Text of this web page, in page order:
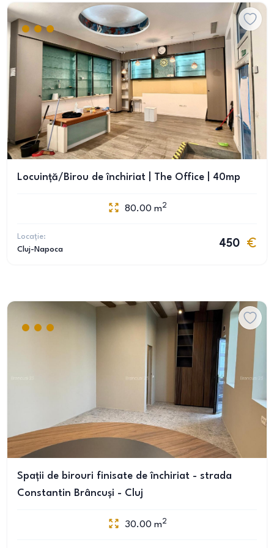
Locuință/Birou de închiriat | The Office | 40mp
80.00 m2
Locație:
Cluj-Napoca
450
Spații de birouri finisate de închiriat - strada
Constantin Brâncuși - Cluj
30.00 m2